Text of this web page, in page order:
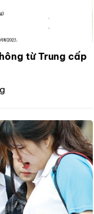
từ Trung cấp